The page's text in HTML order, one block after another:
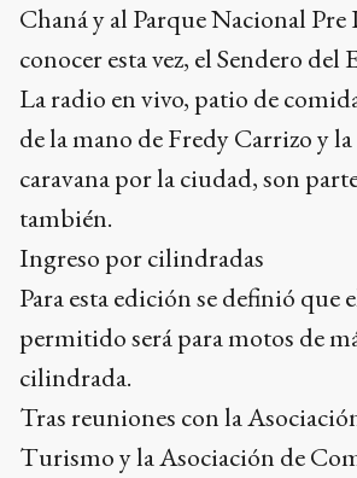
Chaná y al Parque Nacional
conocer esta vez, el Sendero del
La radio en vivo, patio de
de la mano de Fredy Carrizo y
caravana por la ciudad, son
también.
Ingreso por cilindradas
Para esta edición se definió que
permitido será para motos de
cilindrada.
Tras reuniones con la
Turismo y la Asociación de